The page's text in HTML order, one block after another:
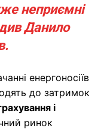
неприємні
Данило
енергоносіїв
до затримок
і
ринок